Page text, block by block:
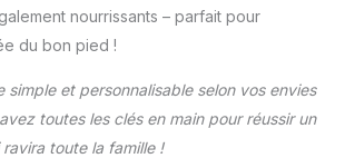
nourrissants – parfait pour
du bon pied !
et personnalisable selon vos envies
toutes les clés en main pour réussir un
toute la famille !